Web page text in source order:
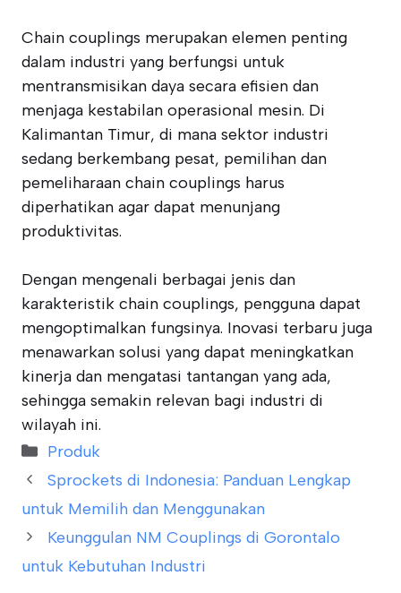
Chain couplings merupakan elemen penting
dalam industri yang berfungsi untuk
mentransmisikan daya secara efisien dan
menjaga kestabilan operasional mesin. Di
Kalimantan Timur, di mana sektor industri
sedang berkembang pesat, pemilihan dan
pemeliharaan chain couplings harus
diperhatikan agar dapat menunjang
produktivitas.
Dengan mengenali berbagai jenis dan
karakteristik chain couplings, pengguna dapat
mengoptimalkan fungsinya. Inovasi terbaru juga
menawarkan solusi yang dapat meningkatkan
kinerja dan mengatasi tantangan yang ada,
sehingga semakin relevan bagi industri di
wilayah ini.
Categories
Produk
Sprockets di Indonesia: Panduan Lengkap
untuk Memilih dan Menggunakan
Keunggulan NM Couplings di Gorontalo
untuk Kebutuhan Industri